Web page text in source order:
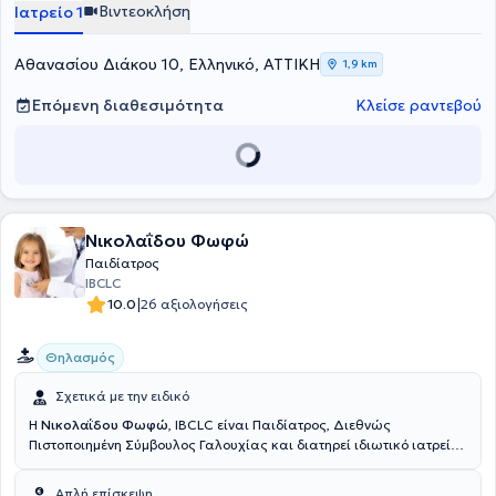
Παιδονεφρολογικό Ιατρείο. Κατά τη διάρκεια της εκπαίδευσής του
στην Πανεπιστημιακή κλινική εδραιώθηκε ως Παιδίατρος,
αποκομίζοντας πλούσια κλινική εμπειρία των συχνών και σπάνιων
νοσημάτων της βρεφικής, παιδικής και εφηβικής ηλικίας.
Ιατρείο 1 Βιντεοκλήση
Αθανασίου Διάκου 10, Ελληνικό, ΑΤΤΙΚΗ 1,9 km
Επόμενη διαθεσιμότητα Κλείσε ραντεβού
Νικολαΐδου Φωφώ
Παιδίατρος
IBCLC
10.0|26 αξιολογήσεις
Θηλασμός
Σχετικά με την ειδικό
Η Νικολαΐδου Φωφώ, IBCLC είναι Παιδίατρος, Διεθνώς
Πιστοποιημένη Σύμβουλος Γαλουχίας και διατηρεί ιδιωτικό ιατρείο
Ευρωκλινικής Παίδων. Ειδικεύθηκε στην Παιδιατρική στην Β’